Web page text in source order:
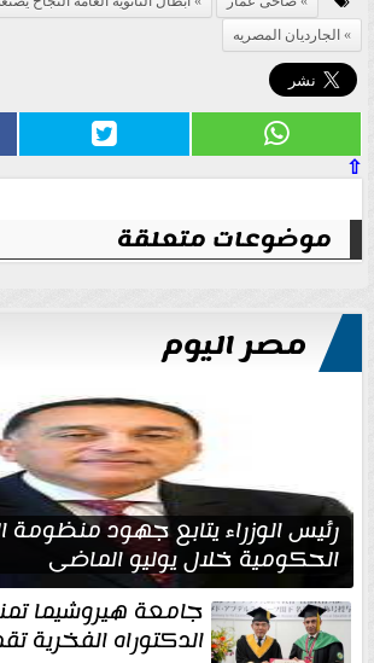
الجارديان المصريه
⇧
موضوعات متعلقة
مصر اليوم
رئيس الوزراء يتابع جهود
الحكومية خلال يوليو الماضي
جامعة هيروشيما
الدكتوراه الفخرية